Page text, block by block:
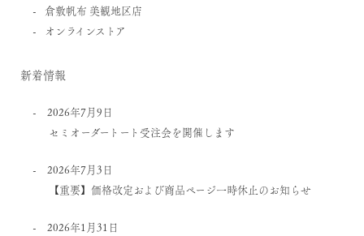
倉敷帆布 美観地区店
オンラインストア
新着情報
2026年7月9日
セミオーダートート受注会を開催します
2026年7月3日
【重要】価格改定および商品ページ一時休止のお知らせ
2026年1月31日